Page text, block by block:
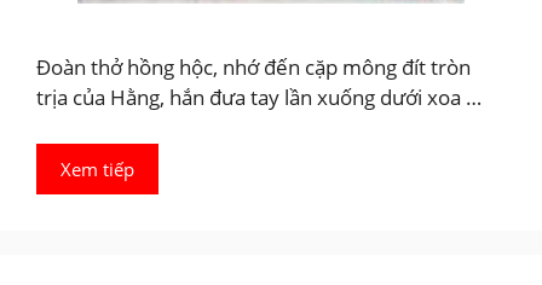
Đoàn thở hồng hộc, nhớ đến cặp mông đít tròn
trịa của Hằng, hắn đưa tay lần xuống dưới xoa …
Xem tiếp